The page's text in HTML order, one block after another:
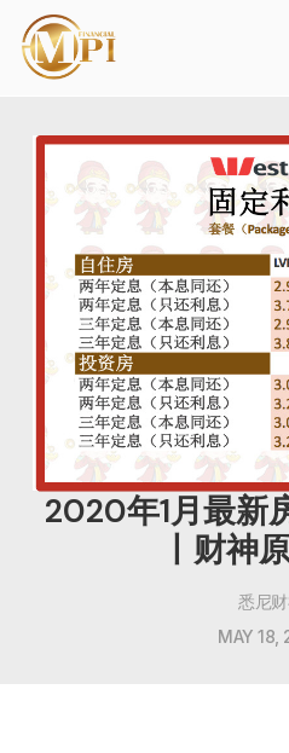
2020年1月最新
丨财神
悉尼
MAY 18,